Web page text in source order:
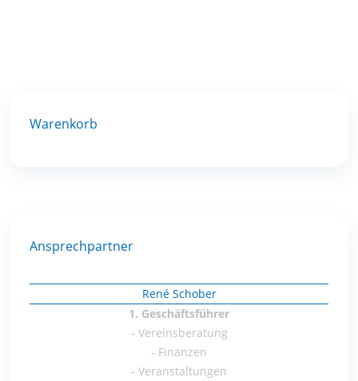
Warenkorb
Ansprechpartner
René Schober
1. Geschäftsführer
- Vereinsberatung
- Finanzen
- Veranstaltungen